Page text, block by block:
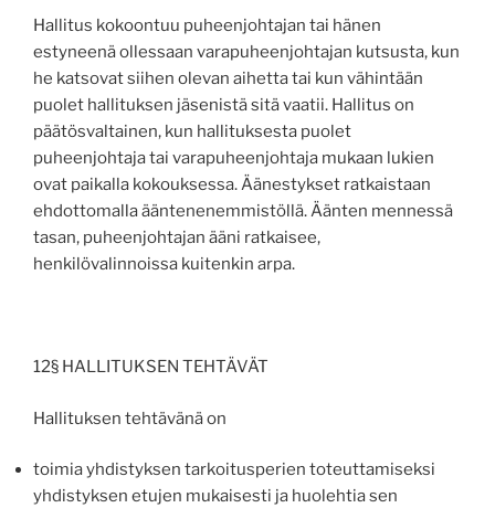
Hallitus kokoontuu puheenjohtajan tai hänen
estyneenä ollessaan varapuheenjohtajan kutsusta, kun
he katsovat siihen olevan aihetta tai kun vähintään
puolet hallituksen jäsenistä sitä vaatii. Hallitus on
päätösvaltainen, kun hallituksesta puolet
puheenjohtaja tai varapuheenjohtaja mukaan lukien
ovat paikalla kokouksessa. Äänestykset ratkaistaan
ehdottomalla ääntenenemmistöllä. Äänten mennessä
tasan, puheenjohtajan ääni ratkaisee,
henkilövalinnoissa kuitenkin arpa.
12§ HALLITUKSEN TEHTÄVÄT
Hallituksen tehtävänä on
toimia yhdistyksen tarkoitusperien toteuttamiseksi
yhdistyksen etujen mukaisesti ja huolehtia sen